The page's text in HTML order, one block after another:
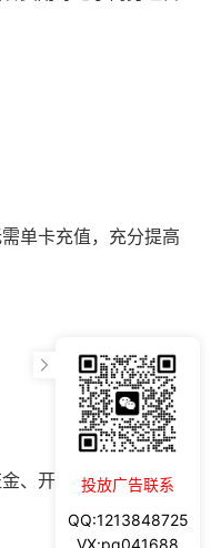
单卡充值，充分提高
、开卡费、启动费等
投放广告联系
QQ:1213848725
VX:pq041688